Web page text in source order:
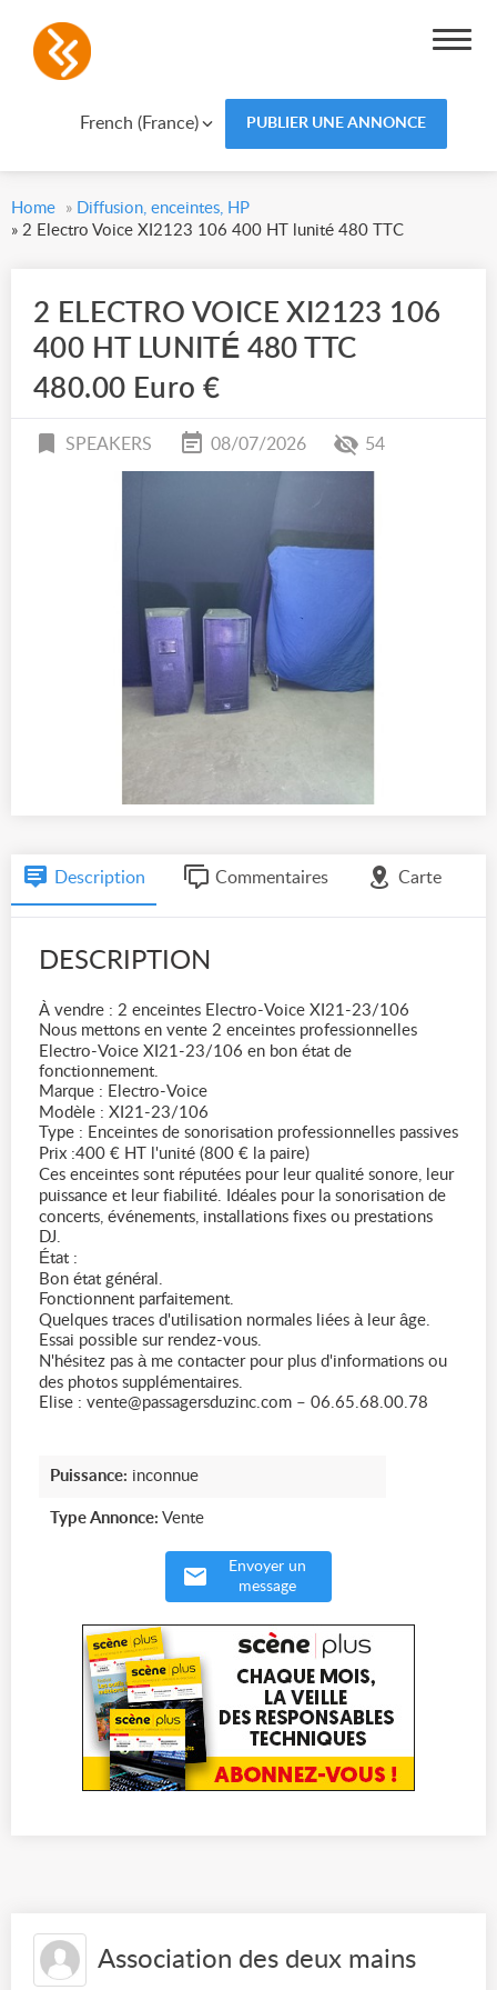
French (France) PUBLIER UNE ANNONCE
Home » Diffusion, enceintes, HP
» 2 Electro Voice XI2123 106 400 HT lunité 480 TTC
2 ELECTRO VOICE XI2123 106
400 HT LUNITÉ 480 TTC
480.00 Euro €
SPEAKERS 08/07/2026 54
Description Commentaires Carte
DESCRIPTION
À vendre : 2 enceintes Electro-Voice XI21-23/106
Nous mettons en vente 2 enceintes professionnelles
Electro-Voice XI21-23/106 en bon état de
fonctionnement.
Marque : Electro-Voice
Modèle : XI21-23/106
Type : Enceintes de sonorisation professionnelles passives
Prix :400 € HT l'unité (800 € la paire)
Ces enceintes sont réputées pour leur qualité sonore, leur
puissance et leur fiabilité. Idéales pour la sonorisation de
concerts, événements, installations fixes ou prestations
DJ.
État :
Bon état général.
Fonctionnent parfaitement.
Quelques traces d'utilisation normales liées à leur âge.
Essai possible sur rendez-vous.
N'hésitez pas à me contacter pour plus d'informations ou
des photos supplémentaires.
Elise : vente@passagersduzinc.com – 06.65.68.00.78
Puissance: inconnue
Type Annonce: Vente
Envoyer un
message
Association des deux mains